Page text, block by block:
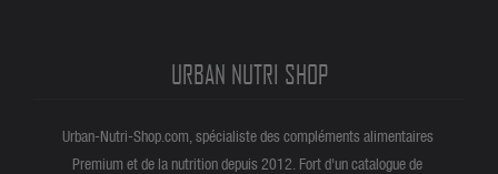
URBAN NUTRI SHOP
Urban-Nutri-Shop.com, spécialiste des compléments alimentaires
Premium et de la nutrition depuis 2012. Fort d'un catalogue de